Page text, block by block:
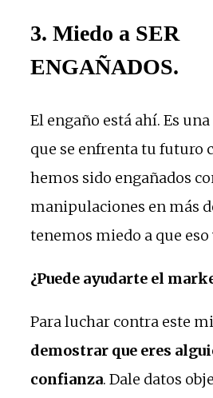
3. Miedo a SER
ENGAÑADOS.
El engaño está ahí. Es
que se enfrenta tu futuro
hemos sido engañados
manipulaciones en más
tenemos miedo a que
¿Puede ayudarte el
Para luchar contra este
demostrar que eres
confianza. Dale datos